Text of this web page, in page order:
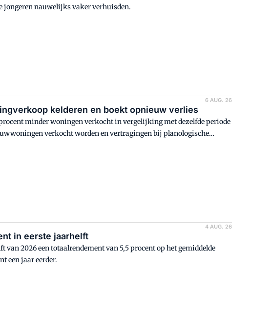
jongeren nauwelijks vaker verhuisden.
6 AUG. 26
kelderen en boekt opnieuw verlies
minder woningen verkocht in vergelijking met dezelfde periode
verkocht worden en vertragingen bij planologische
4 AUG. 26
in eerste jaarhelft
van 2026 een totaalrendement van 5,5 procent op het gemiddelde
een jaar eerder.